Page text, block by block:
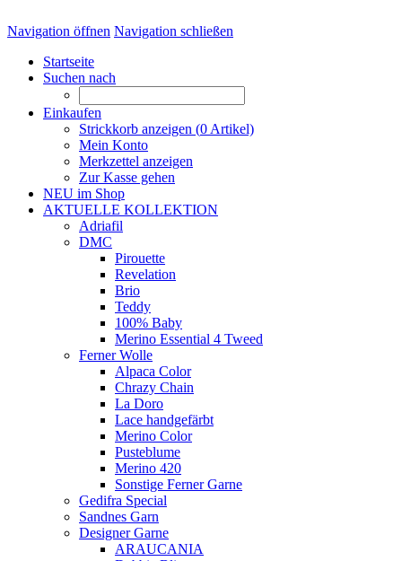
Navigation öffnen Navigation schließen
Startseite
Suchen nach
Einkaufen
Strickkorb anzeigen (0 Artikel)
Mein Konto
Merkzettel anzeigen
Zur Kasse gehen
NEU im Shop
AKTUELLE KOLLEKTION
Adriafil
DMC
Pirouette
Revelation
Brio
Teddy
100% Baby
Merino Essential 4 Tweed
Ferner Wolle
Alpaca Color
Chrazy Chain
La Doro
Lace handgefärbt
Merino Color
Pusteblume
Merino 420
Sonstige Ferner Garne
Gedifra Special
Sandnes Garn
Designer Garne
ARAUCANIA